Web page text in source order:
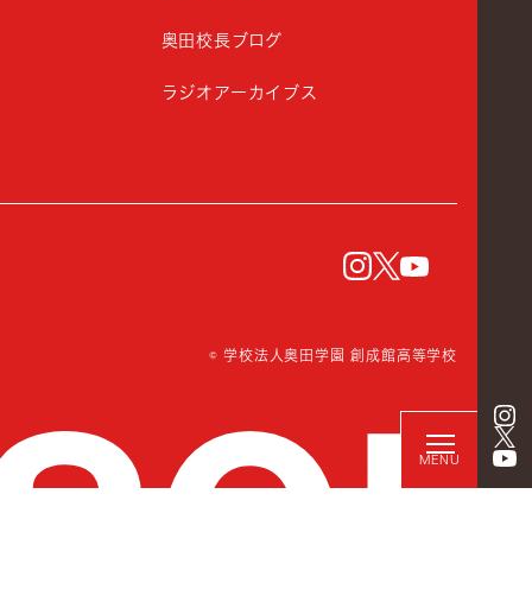
MENU
奥田校長ブログ
ラジオアーカイブス
instagram
© 学校法人奥田学園 創成館高等学校